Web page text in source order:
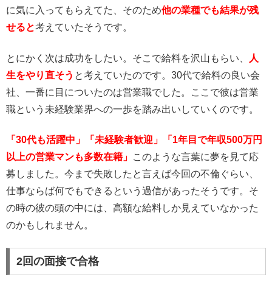
に気に入ってもらえてた、そのため他の業種でも結果が残
せると考えていたそうです。
とにかく次は成功をしたい。そこで給料を沢山もらい、
人
生をやり直そう と考えていたのです。30代で給料の良い会
社、一番に目についたのは営業職でした。ここで彼は営業
職という未経験業界への一歩を踏み出いしていくのです。
「30代も活躍中」「未経験者歓迎」「1年目で年収500万円
以上の営業マンも多数在籍」 このような言葉に夢を見て応
募しました。今まで失敗したと言えば今回の不倫ぐらい、
仕事ならば何でもできるという過信があったそうです。そ
の時の彼の頭の中には、高額な給料しか見えていなかった
のかもしれません。
2回の面接で合格